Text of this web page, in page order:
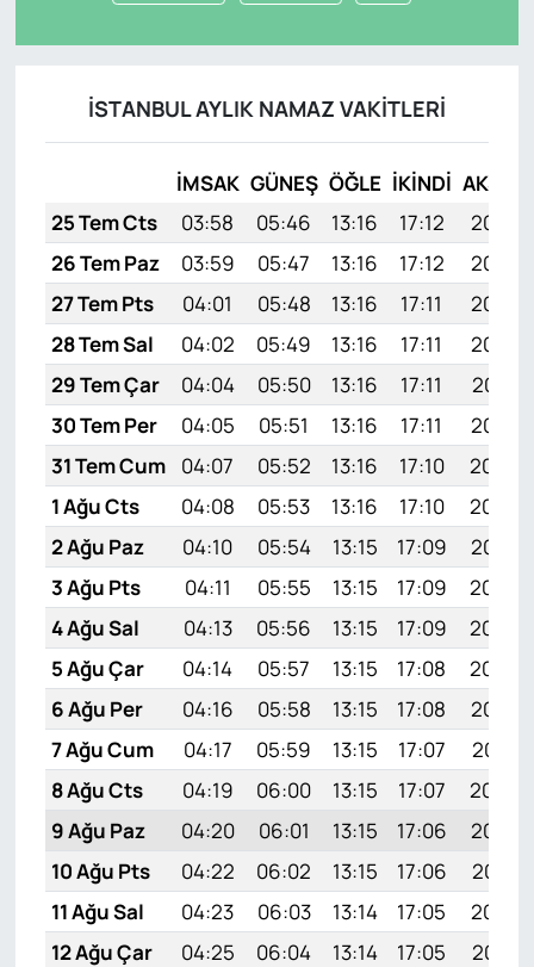
İSTANBUL AYLIK NAMAZ VAKITLERI
İMSAK GÜNEŞ ÖĞLE İKINDI AKŞAM
25 Tem Cts
03:58 05:46 13:16 17:12
20:35
26 Tem Paz
03:59 05:47 13:16 17:12
20:34
27 Tem Pts
04:01 05:48 13:16 17:11
20:33
28 Tem Sal
04:02 05:49 13:16 17:11
20:32
29 Tem Çar
04:04 05:50 13:16 17:11
20:31
30 Tem Per
04:05 05:51 13:16 17:11
20:30
31 Tem Cum
04:07 05:52 13:16 17:10
20:29
1 Ağu Cts
04:08 05:53 13:16 17:10
20:28
2 Ağu Paz
04:10 05:54 13:15 17:09
20:27
3 Ağu Pts
04:11 05:55 13:15 17:09
20:26
4 Ağu Sal
04:13 05:56 13:15 17:09
20:25
5 Ağu Çar
04:14 05:57 13:15 17:08
20:24
6 Ağu Per
04:16 05:58 13:15 17:08
20:23
7 Ağu Cum
04:17 05:59 13:15 17:07
20:21
8 Ağu Cts
04:19 06:00 13:15 17:07
20:20
9 Ağu Paz
04:20 06:01 13:15 17:06
20:19
10 Ağu Pts
04:22 06:02 13:15 17:06
20:18
11 Ağu Sal
04:23 06:03 13:14 17:05
20:16
12 Ağu Çar
04:25 06:04 13:14 17:05
20:15